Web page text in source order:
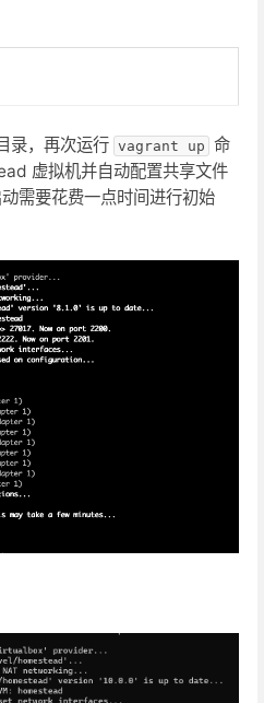
录，再次运行 vagrant up 命
虚拟机并自动配置共享文件
需要花费一点时间进行初始